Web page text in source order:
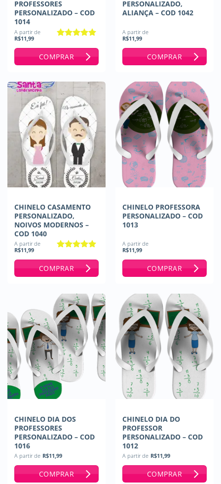
PROFESSORES
PERSONALIZADO – COD
1014
A partir de
R$11,99
COMPRAR
PERSONALIZADO,
ALIANÇA – COD 1042
A partir de
R$11,99
COMPRAR
CHINELO CASAMENTO
PERSONALIZADO,
NOIVOS MODERNOS –
COD 1040
A partir de
R$11,99
COMPRAR
CHINELO PROFESSORA
PERSONALIZADO – COD
1013
A partir de
R$11,99
COMPRAR
CHINELO DIA DOS
PROFESSORES
PERSONALIZADO – COD
1016
A partir de R$11,99
COMPRAR
CHINELO DIA DO
PROFESSOR
PERSONALIZADO – COD
1012
A partir de R$11,99
COMPRAR